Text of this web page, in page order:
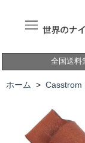
全国送料
ホーム > Casstrom